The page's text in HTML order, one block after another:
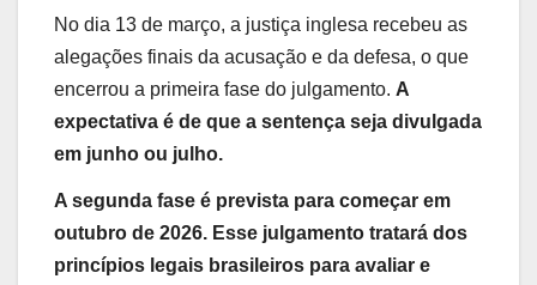
No dia 13 de março, a justiça inglesa recebeu as
alegações finais da acusação e da defesa, o que
encerrou a primeira fase do julgamento. A
expectativa é de que a sentença seja divulgada
em junho ou julho.
A segunda fase é prevista para começar em
outubro de 2026. Esse julgamento tratará dos
princípios legais brasileiros para avaliar e